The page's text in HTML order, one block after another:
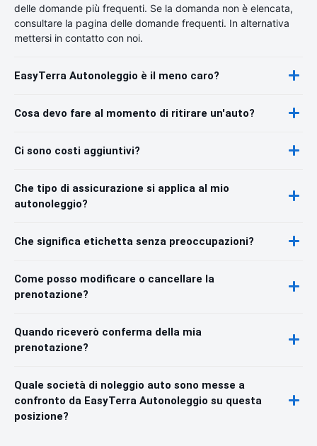
delle domande più frequenti. Se la domanda non è elencata,
consultare la pagina delle domande frequenti. In alternativa
mettersi in contatto con noi.
EasyTerra Autonoleggio è il meno caro?
Cosa devo fare al momento di ritirare un'auto?
Ci sono costi aggiuntivi?
Che tipo di assicurazione si applica al mio
autonoleggio?
Che significa etichetta senza preoccupazioni?
Come posso modificare o cancellare la
prenotazione?
Quando riceverò conferma della mia
prenotazione?
Quale società di noleggio auto sono messe a
confronto da EasyTerra Autonoleggio su questa
posizione?